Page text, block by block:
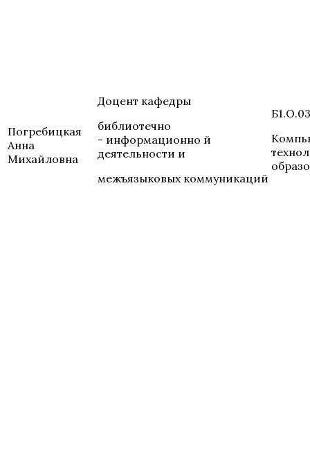
Погребицкая
Анна
Михайловна
Доцент кафедры
библиотечно
- информационно й
деятельности и
межъязыковых коммуникаций
Б1.О.03